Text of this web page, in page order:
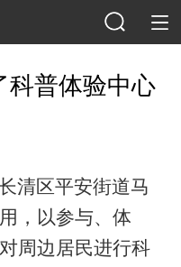
科普体验中心
清区平安街道马
，以参与、体
周边居民进行科